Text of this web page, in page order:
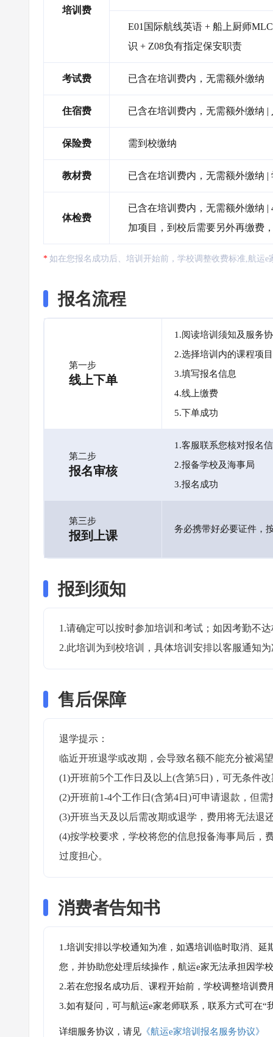
培训费
E01国际航线英语 + 船上厨师
识 + Z08负有指定保安职责
考试费 已含在培训费内，无需额外缴纳
住宿费 已含在培训费内，无需额外缴纳 |
保险费 需到校缴纳
教材费 已含在培训费内，无需额外缴纳
体检费
已含在培训费内，无需额外缴纳
加项目，到校后需要另外再缴费
如在您报名成功后、培训开始前，学校调整收费标准,航运
报名流程
第一步
线上下单
1.阅读培训须知及服务
2.选择培训内的课程项目
3.填写报名信息
4.线上缴费
5.下单成功
第二步
报名审核
1.客服联系您核对报名
2.报备学校及海事局
3.报名成功
第三步
报到上课 务必携带好必要证件，
报到须知
1.请确定可以按时参加培训和考试；如因考勤不
2.此培训为到校培训，具体培训安排以客服通知
售后保障
退学提示：
临近开班退学或改期，会导致名额不能充分被渴
(1)开班前5个工作日及以上(含第5日)，可无条件
(2)开班前1-4个工作日(含第4日)可申请退款，但
(3)开班当天及以后需改期或退学，费用将无法退
(4)按学校要求，学校将您的信息报备海事局后，
过度担心。
消费者告知书
1.培训安排以学校通知为准，如遇培训临时取消、
您，并协助您处理后续操作，航运e家无法承担因学
2.若在您报名成功后、课程开始前，学校调整培训
3.如有疑问，可与航运e家老师联系，联系方式可在
详细服务协议，请见 《航运e家培训报名服务协议》